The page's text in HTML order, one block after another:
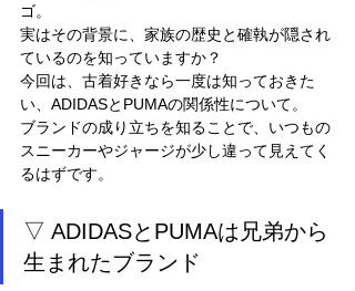
ゴ。
実はその背景に、家族の歴史と確執が隠され
ているのを知っていますか？
今回は、古着好きなら一度は知っておきた
い、ADIDASとPUMAの関係性について。
ブランドの成り立ちを知ることで、いつもの
スニーカーやジャージが少し違って見えてく
るはずです。
▽ ADIDASとPUMAは兄弟から
生まれたブランド